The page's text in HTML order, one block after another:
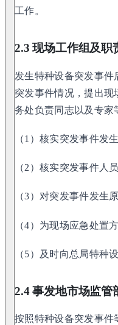
工作。
2.3 现场工作组及职
发生特种设备突发事
突发事件情况，提出
务处负责同志以及专家
（1）核实突发事件发
（2）核实突发事件人
（3）对突发事件发生
（4）为现场应急处置
（5）及时向总局特种
2.4 事发地市场监管
按照特种设备突发事件